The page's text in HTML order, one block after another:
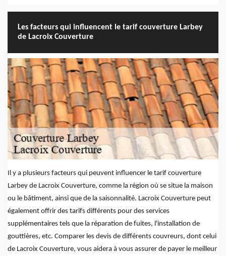
Les facteurs qui influencent le tarif couverture Larbey
de Lacroix Couverture
Il y a plusieurs facteurs qui peuvent influencer le tarif couverture
Larbey de Lacroix Couverture, comme la région où se situe la maison
ou le bâtiment, ainsi que de la saisonnalité. Lacroix Couverture peut
également offrir des tarifs différents pour des services
supplémentaires tels que la réparation de fuites, l'installation de
gouttières, etc. Comparer les devis de différents couvreurs, dont celui
de Lacroix Couverture, vous aidera à vous assurer de payer le meilleur